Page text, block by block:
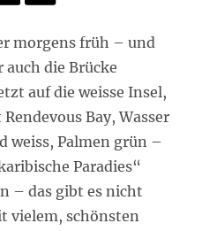
morgens früh – und
auch die Brücke
auf die weisse Insel,
Bay, Wasser
Palmen grün –
Paradies“
– das gibt es nicht
vielem, schönsten